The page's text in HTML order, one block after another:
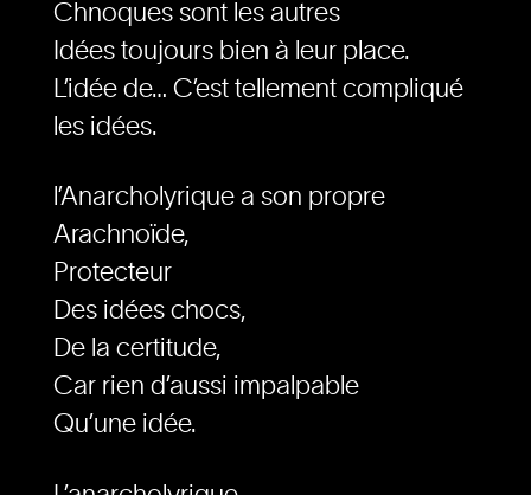
Chnoques sont les autres
Idées toujours bien à leur place.
L’idée de… C’est tellement compliqué
les idées.
l’Anarcholyrique a son propre
Arachnoïde,
Protecteur
Des idées chocs,
De la certitude,
Car rien d’aussi impalpable
Qu’une idée.